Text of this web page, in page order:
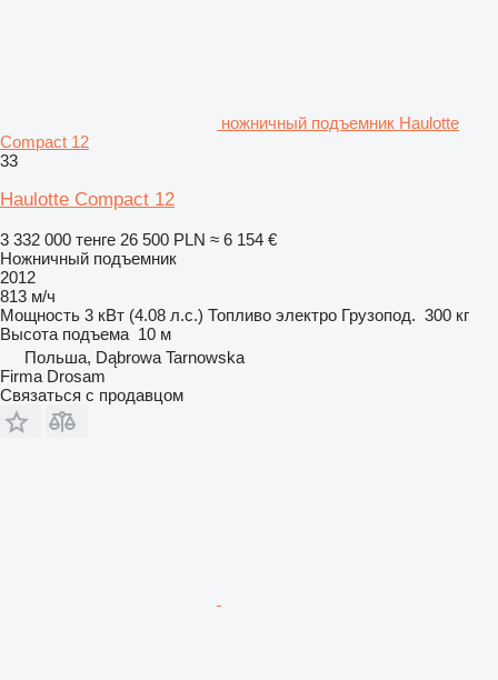
ножничный подъемник Haulotte
Compact 12
33
Haulotte Compact 12
3 332 000 тенге 26 500 PLN ≈ 6 154 €
Ножничный подъемник
2012
813 м/ч
Мощность 3 кВт (4.08 л.с.) Топливо электро Грузопод. 300 кг
Высота подъема 10 м
Польша, Dąbrowa Tarnowska
Firma Drosam
Связаться с продавцом